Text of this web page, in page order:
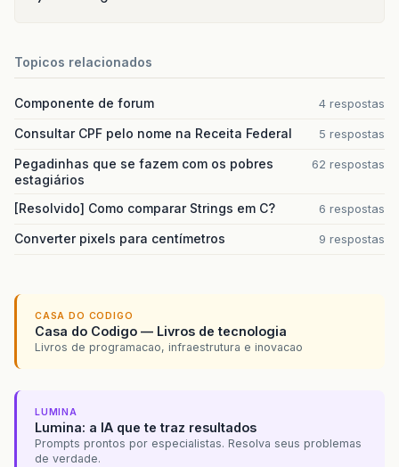
Topicos relacionados
Componente de forum 4 respostas
Consultar CPF pelo nome na Receita Federal 5 respostas
Pegadinhas que se fazem com os pobres
estagiários
62 respostas
[Resolvido] Como comparar Strings em C? 6 respostas
Converter pixels para centímetros 9 respostas
CASA DO CODIGO
Casa do Codigo — Livros de tecnologia
Livros de programacao, infraestrutura e inovacao
LUMINA
Lumina: a IA que te traz resultados
Prompts prontos por especialistas. Resolva seus problemas
de verdade.